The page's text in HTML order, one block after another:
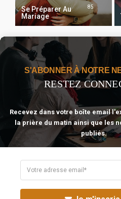
Se Préparer Au
Mariage
85
Recevoir Notre Newsletter
The real voyage of discovery
seeing with new eyes. All journeys
which the traveler is unaware.
S'ABONNER À NOTRE
RESTEZ
Recevez dans votre boîte email
la prière du matin ainsi que les
publiés.